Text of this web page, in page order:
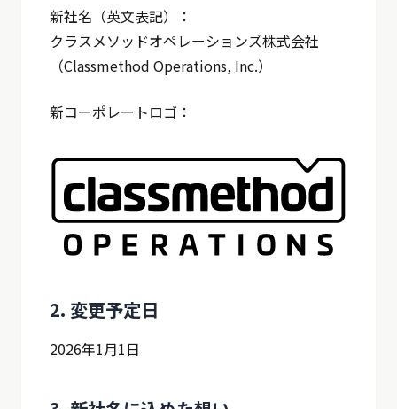
新社名（英文表記）：
クラスメソッドオペレーションズ株式会社
（Classmethod Operations, Inc.）
新コーポレートロゴ：
2. 変更予定日
2026年1月1日